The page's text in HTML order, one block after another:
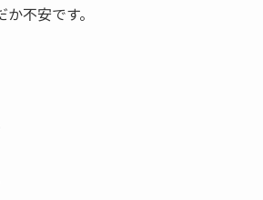
不安です。